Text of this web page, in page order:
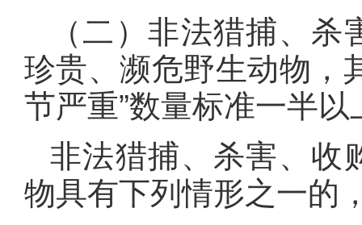
（二）非法猎捕、
珍贵、濒危野生动物，
节严重”数量标准一半以
非法猎捕、杀害、收
物具有下列情形之一的